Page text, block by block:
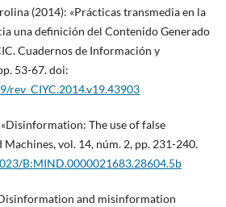
(2014): «Prácticas transmedia en la
una definición del Contenido Generado
Cuadernos de Información y
53-67. doi:
rev_CIYC.2014.v19.43903
«Disinformation: The use of false
vol. 14, núm. 2, pp. 231-240.
B:MIND.0000021683.28604.5b
and misinformation